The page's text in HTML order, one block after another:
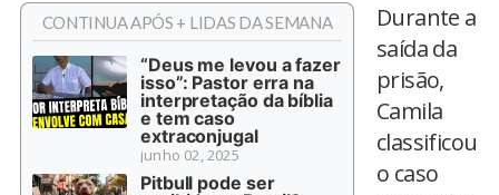
CONTINUA APÓS + LIDAS DA SEMANA
“Deus me levou a fazer
isso”: Pastor erra na
interpretação da bíblia
e tem caso
extraconjugal
junho 02, 2025
Pitbull pode ser
Durante a
saída da
prisão,
Camila
classificou
o caso